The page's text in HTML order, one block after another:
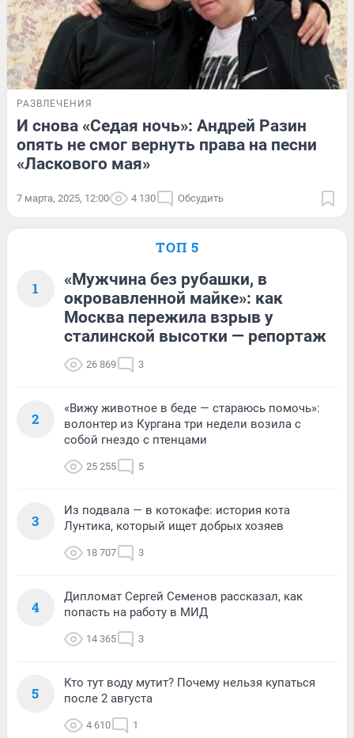
РАЗВЛЕЧЕНИЯ
И снова «Седая ночь»: Андрей Разин
опять не смог вернуть права на песни
«Ласкового мая»
7 марта, 2025, 12:00 4 130 Обсудить
ТОП 5
1
«Мужчина без рубашки, в
окровавленной майке»: как
Москва пережила взрыв у
сталинской высотки — репортаж
26 869 3
2
«Вижу животное в беде — стараюсь помочь»:
волонтер из Кургана три недели возила с
собой гнездо с птенцами
25 255 5
3
Из подвала — в котокафе: история кота
Лунтика, который ищет добрых хозяев
18 707 3
4
Дипломат Сергей Семенов рассказал, как
попасть на работу в МИД
14 365 3
5
Кто тут воду мутит? Почему нельзя купаться
после 2 августа
4 610 1